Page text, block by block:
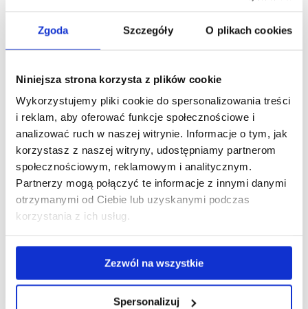
Zgoda Szczegóły O plikach cookies
Niniejsza strona korzysta z plików cookie
Wykorzystujemy pliki cookie do spersonalizowania treści
i reklam, aby oferować funkcje społecznościowe i
analizować ruch w naszej witrynie. Informacje o tym, jak
korzystasz z naszej witryny, udostępniamy partnerom
społecznościowym, reklamowym i analitycznym.
Partnerzy mogą połączyć te informacje z innymi danymi
otrzymanymi od Ciebie lub uzyskanymi podczas
korzystania z ich usług.
Zezwól na wszystkie
Spersonalizuj
Reviewer's declaration
For authors
Publication process
Instrukcje dla autorów składających prace do publikacji
Author's stance on the reviewers' evaluation
Site map
The individual numbers